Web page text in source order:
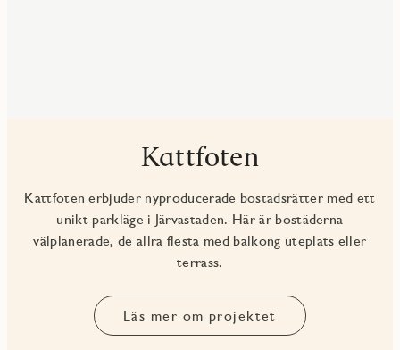
Kattfoten
Kattfoten erbjuder nyproducerade bostadsrätter med ett
unikt parkläge i Järvastaden. Här är bostäderna
välplanerade, de allra flesta med balkong uteplats eller
terrass.
Läs mer om projektet